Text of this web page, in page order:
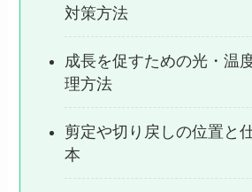
対策方法
成長を促すための光・温
理方法
剪定や切り戻しの位置と
本